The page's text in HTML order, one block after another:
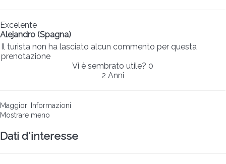
Excelente
Alejandro (Spagna)
Il turista non ha lasciato alcun commento per questa
prenotazione
Vi è sembrato utile? 0
2 Anni
Maggiori Informazioni
Mostrare meno
Dati d'interesse